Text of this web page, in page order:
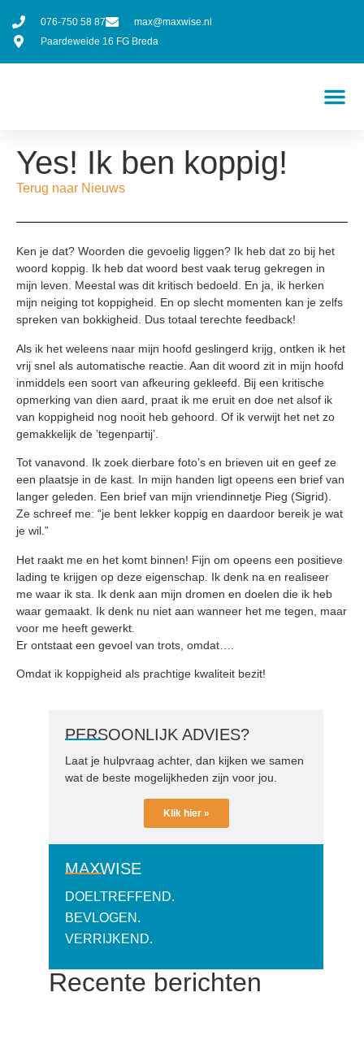
076-750 58 87
max@maxwise.nl
Paardeweide 16 FG Breda
Yes! Ik ben koppig!
Terug naar Nieuws
Ken je dat? Woorden die gevoelig liggen? Ik heb dat zo bij het
woord koppig. Ik heb dat woord best vaak terug gekregen in
mijn leven. Meestal was dit kritisch bedoeld. En ja, ik herken
mijn neiging tot koppigheid. En op slecht momenten kan je zelfs
spreken van bokkigheid. Dus totaal terechte feedback!
Als ik het weleens naar mijn hoofd geslingerd krijg, ontken ik het
vrij snel als automatische reactie. Aan dit woord zit in mijn hoofd
inmiddels een soort van afkeuring gekleefd. Bij een kritische
opmerking van dien aard, praat ik me eruit en doe net alsof ik
van koppigheid nog nooit heb gehoord. Of ik verwijt het net zo
gemakkelijk de ’tegenpartij’.
Tot vanavond. Ik zoek dierbare foto’s en brieven uit en geef ze
een plaatsje in de kast. In mijn handen ligt opeens een brief van
langer geleden. Een brief van mijn vriendinnetje Pieg (Sigrid).
Ze schreef me: “je bent lekker koppig en daardoor bereik je wat
je wil.”
Het raakt me en het komt binnen! Fijn om opeens een positieve
lading te krijgen op deze eigenschap. Ik denk na en realiseer
me waar ik sta. Ik denk aan mijn dromen en doelen die ik heb
waar gemaakt. Ik denk nu niet aan wanneer het me tegen, maar
voor me heeft gewerkt.
Er ontstaat een gevoel van trots, omdat….
Omdat ik koppigheid als prachtige kwaliteit bezit!
PERSOONLIJK ADVIES?
Laat je hulpvraag achter, dan kijken we samen
wat de beste mogelijkheden zijn voor jou.
Klik hier »
MAXWISE
DOELTREFFEND.
BEVLOGEN.
VERRIJKEND.
Recente berichten